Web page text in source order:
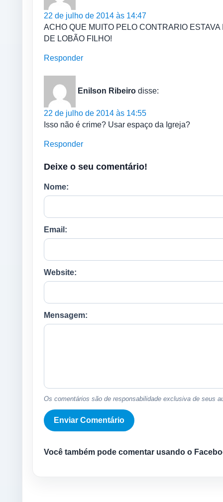
22 de julho de 2014 às 14:47
ACHO QUE MUITO PELO CONTRARIO
DE LOBÃO FILHO!
Responder
Enilson Ribeiro disse:
22 de julho de 2014 às 14:55
Isso não é crime? Usar espaço da Igreja?
Responder
Deixe o seu comentário!
Nome:
Email:
Website:
Mensagem:
Os comentários são de responsabilidade exclusiva de seus
Você também pode comentar usando o